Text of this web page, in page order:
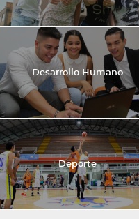
Desarrollo Humano
Deporte